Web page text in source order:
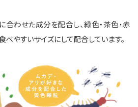
わせた成分を配合し、緑色・茶色・赤
べやすいサイズにして配合しています。